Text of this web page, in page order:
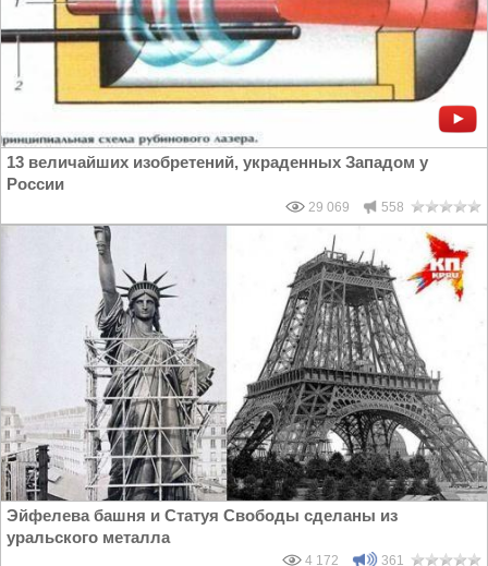
13 величайших изобретений, украденных Западом у
России
29 069 558
Эйфелева башня и Статуя Свободы сделаны из
уральского металла
4 172 361